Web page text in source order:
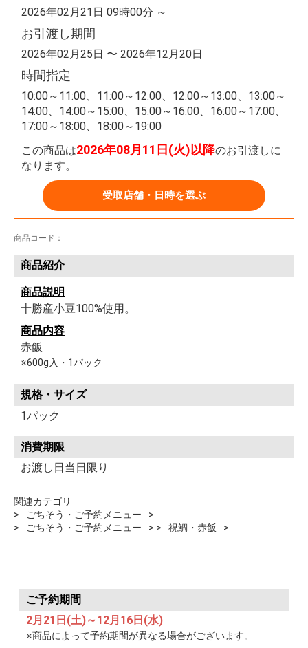
受取店舗・日時を選ぶ
2026年02月21日 09時00分 ～
お引渡し期間
2026年02月25日 〜 2026年12月20日
時間指定
10:00～11:00、11:00～12:00、12:00～13:00、13:00～
14:00、14:00～15:00、15:00～16:00、16:00～17:00、
17:00～18:00、18:00～19:00
この商品は2026年08月11日(火)以降のお引渡しに
なります。
商品コード：
商品紹介
商品説明
十勝産小豆100%使用。
商品内容
赤飯
※600g入・1パック
規格・サイズ
1パック
消費期限
お渡し日当日限り
関連カテゴリ
ごちそう・ご予約メニュー
ごちそう・ご予約メニュー
祝鯛・赤飯
ご予約期間
2月21日(土)～12月16日(水)
※商品によって予約期間が異なる場合がございます。